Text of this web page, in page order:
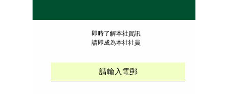
​即時了解本社資訊
請即成為本社社員